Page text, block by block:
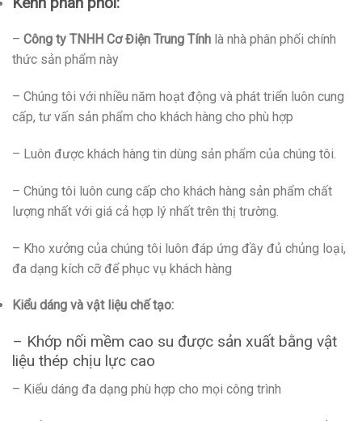
– Công ty TNHH Cơ Điện Trung Tính là nhà phân phối chính
thức sản phẩm này
– Chúng tôi với nhiều năm hoạt động và phát triển luôn cung
cấp, tư vấn sản phẩm cho khách hàng cho phù hợp
– Luôn được khách hàng tin dùng sản phẩm của chúng tôi.
– Chúng tôi luôn cung cấp cho khách hàng sản phẩm chất
lượng nhất với giá cả hợp lý nhất trên thị trường.
– Kho xưởng của chúng tôi luôn đáp ứng đầy đủ chủng loại,
đa dạng kích cỡ để phục vụ khách hàng
Kiểu dáng và vật liệu chế tạo:
– Khớp nối mềm cao su được sản xuất bằng vật
liệu thép chịu lực cao
– Kiểu dáng đa dạng phù hợp cho mọi công trình